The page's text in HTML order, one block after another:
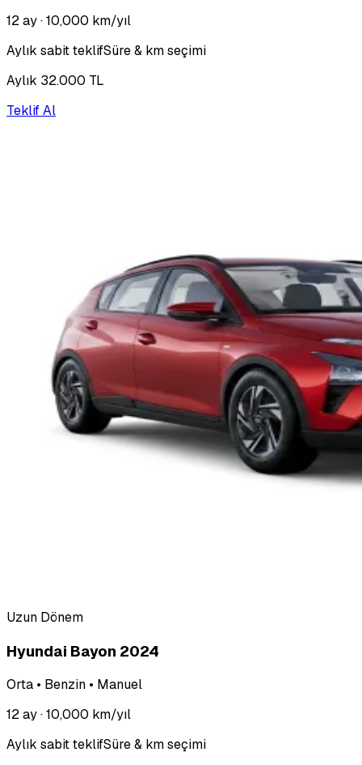
12 ay· 10,000 km/yıl
Aylık sabit teklifSüre & km seçimi
Aylık 32.000 TL
Teklif Al
Uzun Dönem
Hyundai Bayon 2024
Orta • Benzin • Manuel
12 ay· 10,000 km/yıl
Aylık sabit teklifSüre & km seçimi